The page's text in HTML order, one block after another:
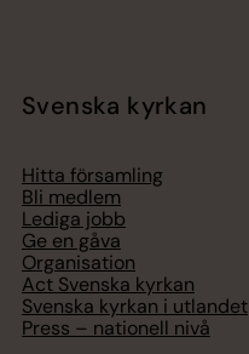
Svenska kyrkan
Hitta församling
Bli medlem
Lediga jobb
Ge en gåva
Organisation
Act Svenska kyrkan
Svenska kyrkan i utlandet
Press – nationell nivå